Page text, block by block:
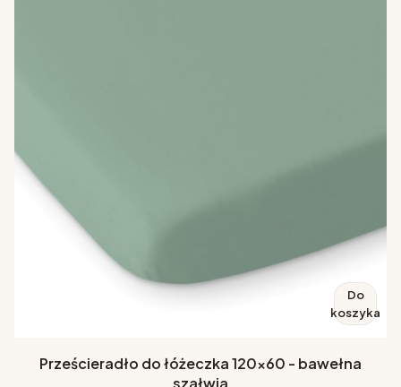
Do
koszyka
Prześcieradło do łóżeczka 120x60 - bawełna